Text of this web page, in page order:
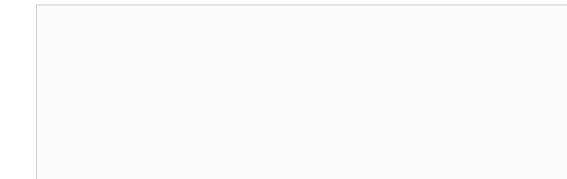
Commentaire